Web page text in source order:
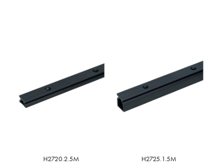
H2720.2.5M H2725.1.5M